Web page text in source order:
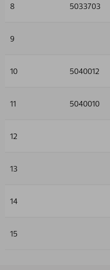
8 5033703
9
10 5040012
11 5040010
12
13
14
15